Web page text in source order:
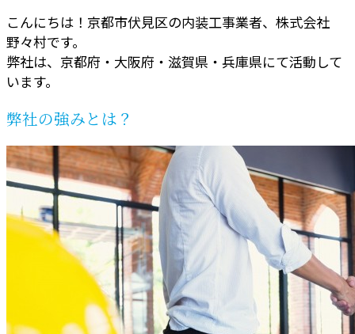
こんにちは！京都市伏見区の内装工事業者、株式会社
野々村です。
弊社は、京都府・大阪府・滋賀県・兵庫県にて活動して
います。
弊社の強みとは？